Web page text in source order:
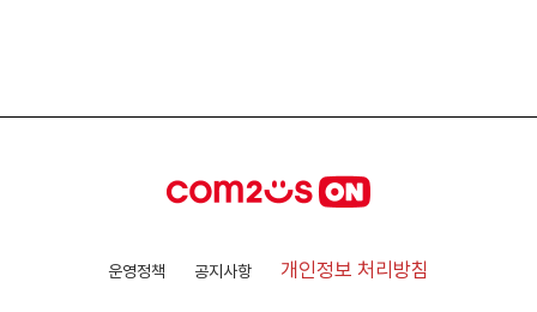
운영정책 공지사항 개인정보 처리방침